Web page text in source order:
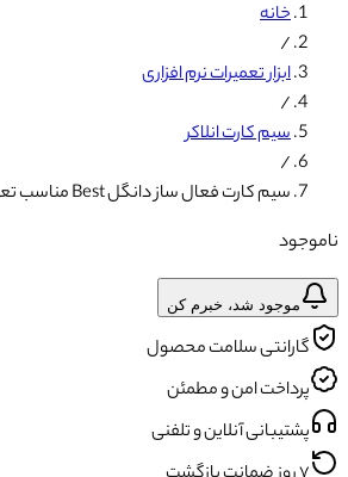
خانه
/
ابزار تعمیرات نرم افزاری
/
سیم کارت انلاکر
/
سیم کارت فعال ساز دانگل Best مناسب تعمیرات گوشی موبایل نوکیا
ناموجود
موجود شد، خبرم کن
گارانتی سلامت محصول
پرداخت امن و مطمئن
پشتیبانی آنلاین و تلفنی